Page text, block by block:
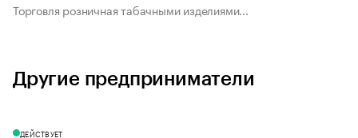
Торговля розничная табачными изделиями...
Другие предприниматели
ДЕЙСТВУЕТ